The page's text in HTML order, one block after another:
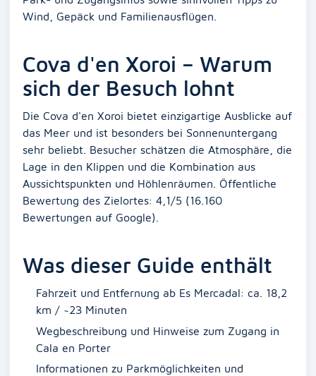
Wind, Gepäck und Familienausflügen.
Cova d'en Xoroi – Warum
sich der Besuch lohnt
Die Cova d'en Xoroi bietet einzigartige Ausblicke auf
das Meer und ist besonders bei Sonnenuntergang
sehr beliebt. Besucher schätzen die Atmosphäre, die
Lage in den Klippen und die Kombination aus
Aussichtspunkten und Höhlenräumen. Öffentliche
Bewertung des Zielortes: 4,1/5 (16.160
Bewertungen auf Google).
Was dieser Guide enthält
Fahrzeit und Entfernung ab Es Mercadal: ca. 18,2
km / ~23 Minuten
Wegbeschreibung und Hinweise zum Zugang in
Cala en Porter
Informationen zu Parkmöglichkeiten und